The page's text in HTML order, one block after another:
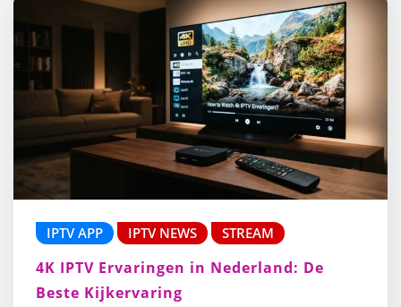
IPTV APP IPTV NEWS STREAM
4K IPTV Ervaringen in Nederland: De
Beste Kijkervaring